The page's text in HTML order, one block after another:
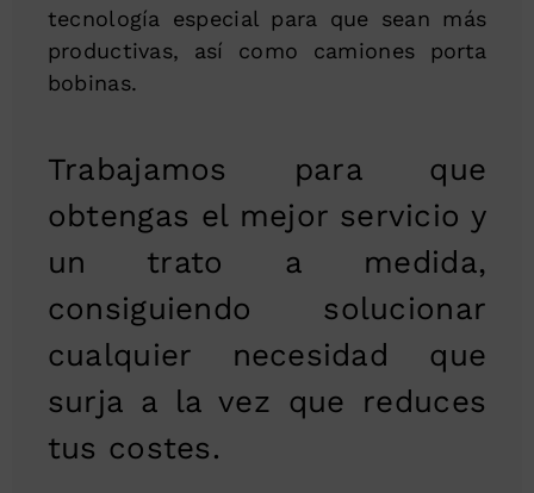
tecnología especial para que sean más
productivas, así como camiones porta
bobinas.
Trabajamos para que
obtengas el mejor servicio y
un trato a medida,
consiguiendo solucionar
cualquier necesidad que
surja a la vez que reduces
tus costes.